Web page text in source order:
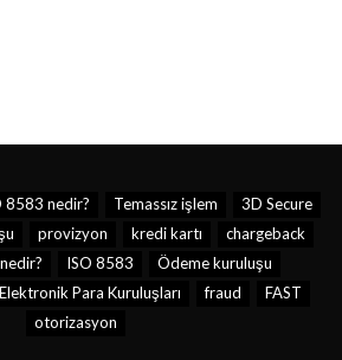
8583 nedir? Temassız işlem
3D Secure
provizyon kredi kartı
chargeback
ISO 8583
Ödeme kuruluşu
Para Kuruluşları
fraud
FAST
otorizasyon